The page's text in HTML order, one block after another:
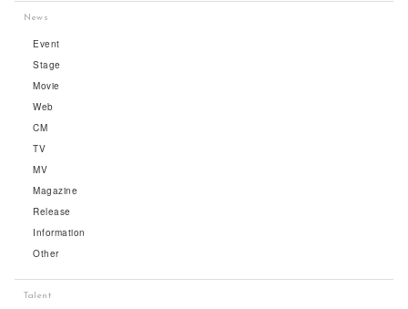
News
Event
Stage
Movie
Web
CM
TV
MV
Magazine
Release
Information
Other
Talent